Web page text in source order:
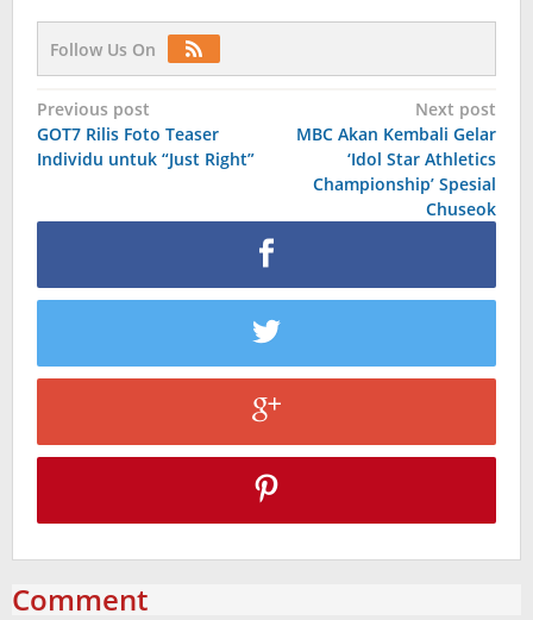
Follow Us On
Post
navigation
Previous post
GOT7 Rilis Foto Teaser
Individu untuk “Just Right”
Next post
MBC Akan Kembali Gelar
‘Idol Star Athletics
Championship’ Spesial
Chuseok
Comment